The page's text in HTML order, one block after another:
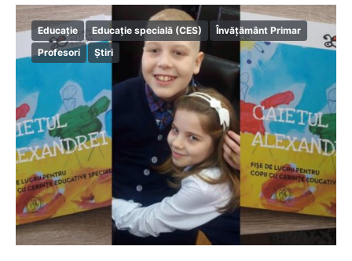
Educație Educație specială (CES)
Învățământ Primar
Profesori
Știri